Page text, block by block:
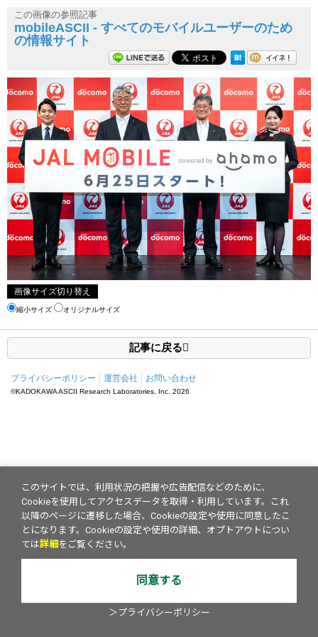
この画像の参照記事
mobileASCII - すべてのモバイルユーザーのため
の情報サイト
画像サイズ切り替え
縮小サイズ オリジナルサイズ
記事に戻る
プライバシーポリシー 運営会社 お問い合わせ
©KADOKAWA ASCII Research Laboratories, Inc. 2026
このサイトでは、利用状況の把握や広告配信などのために、
Cookieを使用してアクセスデータを取得・利用しています。これ
以降のページに遷移した場合、Cookieの設定や使用に同意したこ
とになります。Cookieの設定や使用の詳細、オプトアウトについ
ては詳細 をご覧ください。
同意する
＞プライバシーポリシー